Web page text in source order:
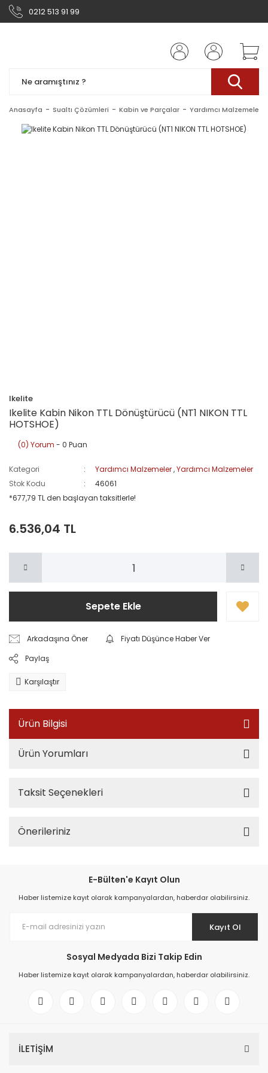
0212 513 91 99
Anasayfa Sualtı Çözümleri Kabin ve Parçalar Yardımcı Malzemeler
Ikelite
Ikelite Kabin Nikon TTL Dönüştürücü (NT1 NIKON TTL
HOTSHOE)
(0) Yorum - 0 Puan
Kategori Yardımcı Malzemeler,Yardımcı Malzemeler
Stok Kodu
46061
*677,79 TL den başlayan taksitlerle!
6.536,04 TL
Sepete Ekle
Arkadaşına Öner
Fiyatı Düşünce Haber Ver
Paylaş
Karşılaştır
Ürün Bilgisi
Ürün Yorumları
Taksit Seçenekleri
Önerileriniz
E-Bülten'e Kayıt Olun
Haber listemize kayıt olarak kampanyalardan, haberdar olabilirsiniz.
Kayıt Ol
Sosyal Medyada Bizi Takip Edin
Haber listemize kayıt olarak kampanyalardan, haberdar olabilirsiniz.
İLETİŞİM